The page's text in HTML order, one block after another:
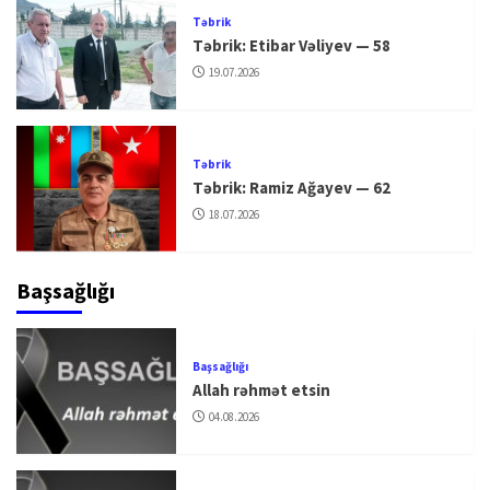
Təbrik
Təbrik: Etibar Vəliyev — 58
19.07.2026
Təbrik
Təbrik: Ramiz Ağayev — 62
18.07.2026
Başsağlığı
Başsağlığı
Allah rəhmət etsin
04.08.2026